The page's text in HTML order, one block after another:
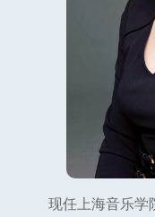
现任上海音乐学